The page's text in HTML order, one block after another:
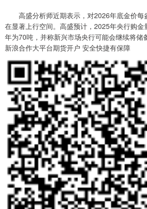
高盛分析师近期表示，对2026年底金价每
在显著上行空间。高盛预计，2025年央行购
年为70吨，并称新兴市场央行可能会继续将储
新浪合作大平台期货开户 安全快捷有保障